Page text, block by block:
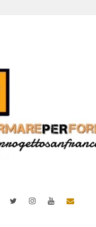
FacebookTwitterInstagramYouTubeEmail